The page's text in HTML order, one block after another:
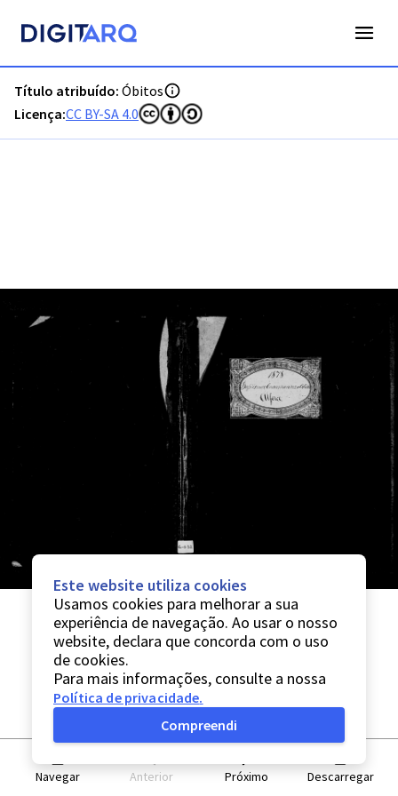
Título atribuído: Óbitos
Licença:CC BY-SA 4.0
Navegar Anterior Próximo Descarregar
Este website utiliza cookies
Usamos cookies para melhorar a sua
experiência de navegação. Ao usar o nosso
website, declara que concorda com o uso
de cookies.
Para mais informações, consulte a nossa
Política de privacidade.
Compreendi